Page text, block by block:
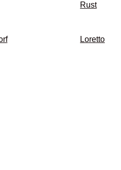
Rust
Loretto